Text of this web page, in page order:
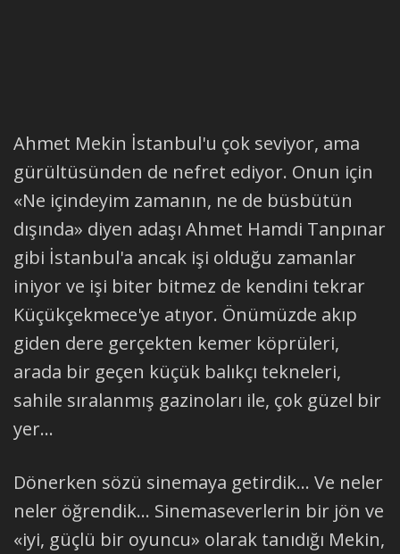
Ahmet Mekin İstanbul'u çok seviyor, ama
gürültüsünden de nefret ediyor. Onun için
«Ne içindeyim zamanın, ne de büsbütün
dışında» diyen adaşı Ahmet Hamdi Tanpınar
gibi İstanbul'a ancak işi olduğu zamanlar
iniyor ve işi biter bitmez de kendini tekrar
Küçükçekmece'ye atıyor. Önümüzde akıp
giden dere gerçekten kemer köprüleri,
arada bir geçen küçük balıkçı tekneleri,
sahile sıralanmış gazinoları ile, çok güzel bir
yer...
Dönerken sözü sinemaya getirdik... Ve neler
neler öğrendik... Sinemaseverlerin bir jön ve
«iyi, güçlü bir oyuncu» olarak tanıdığı Mekin,